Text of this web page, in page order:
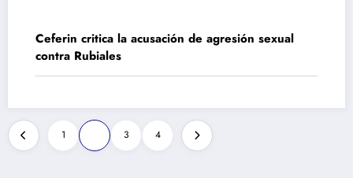
Ceferin critica la acusación de agresión sexual
contra Rubiales
Paginación
de
1 3 4